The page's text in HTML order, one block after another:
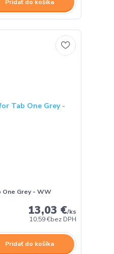
Pridať do košíka
One Grey - WW
13,03 €/ks
10,59 €bez DPH
Pridať do košíka